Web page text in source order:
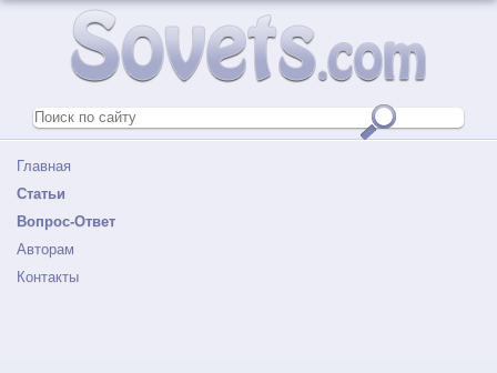
Главная
Статьи
Вопрос-Ответ
Авторам
Контакты